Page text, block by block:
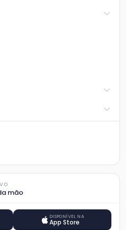
mão
DISPONÍVEL NA
App Store